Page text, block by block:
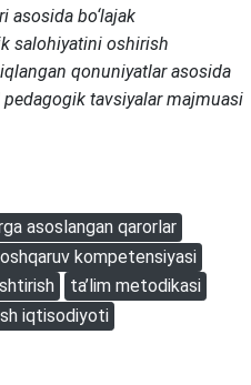
bo‘lajak
salohiyatini oshirish
qonuniyatlar asosida
tavsiyalar majmuasi
asoslangan qarorlar
kompetensiyasi
ta’lim metodikasi
iqtisodiyoti